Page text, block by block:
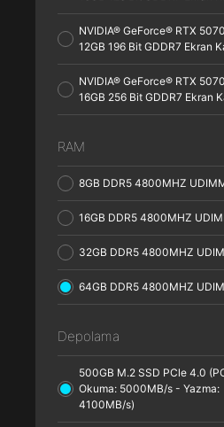
NVIDIA® GeForce® RTX 5070
12GB 196 Bit GDDR7 Ekran
NVIDIA® GeForce® RTX
16GB 256 Bit GDDR7 Ekran
RAM
8GB DDR5 4800MHZ
16GB DDR5 4800MHZ
32GB DDR5 4800MHZ
64GB DDR5 4800MHZ
Depolama
500GB M.2 SSD PCle 4.0
Okuma: 5000MB/s - Yazma:
4100MB/s)